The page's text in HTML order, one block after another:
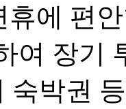
휴에 편
여 장기
숙박권